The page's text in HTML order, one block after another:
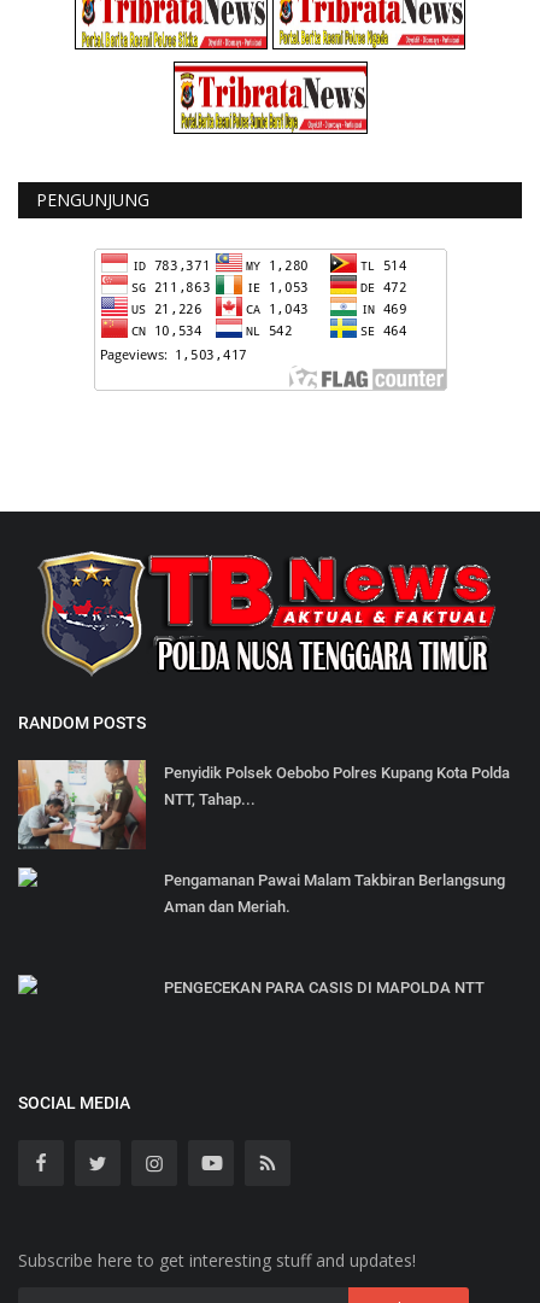
PENGUNJUNG
RANDOM POSTS
Penyidik Polsek Oebobo Polres Kupang Kota Polda
NTT, Tahap...
Pengamanan Pawai Malam Takbiran Berlangsung
Aman dan Meriah.
PENGECEKAN PARA CASIS DI MAPOLDA NTT
SOCIAL MEDIA
Subscribe here to get interesting stuff and updates!